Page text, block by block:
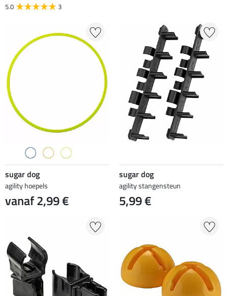
5.0 3
sugar dog
agility hoepels
vanaf 2,99 €
sugar dog
agility stangensteun
5,99 €